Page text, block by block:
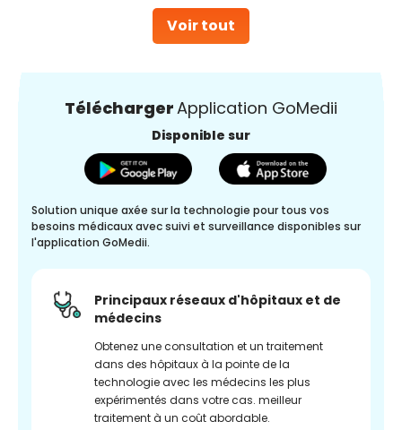
Voir tout
TéléchargerApplication GoMedii
Disponible sur
Solution unique axée sur la technologie pour tous vos
besoins médicaux avec suivi et surveillance disponibles sur
l'application GoMedii.
Principaux réseaux d'hôpitaux et de
médecins
Obtenez une consultation et un traitement
dans des hôpitaux à la pointe de la
technologie avec les médecins les plus
expérimentés dans votre cas. meilleur
traitement à un coût abordable.